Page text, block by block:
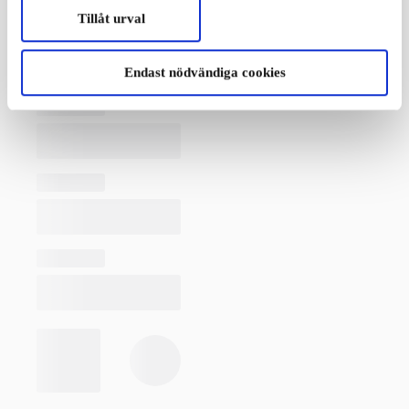
Tillåt urval
Endast nödvändiga cookies